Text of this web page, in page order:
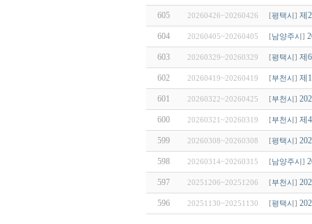
605 20260426~20260426 [평택시 ] 제
604 20260405~20260405 [남양주시 ]
603 20260329~20260329 [평택시 ] 제
602 20260419~20260419 [부천시 ] 제
601 20260322~20260425 [부천시 ]
600 20260321~20260319 [부천시 ] 제
599 20260308~20260308 [평택시 ]
598 20260314~20260315 [남양주시 ]
597 20251206~20251206 [부천시 ]
596 20251130~20251130 [평택시 ]